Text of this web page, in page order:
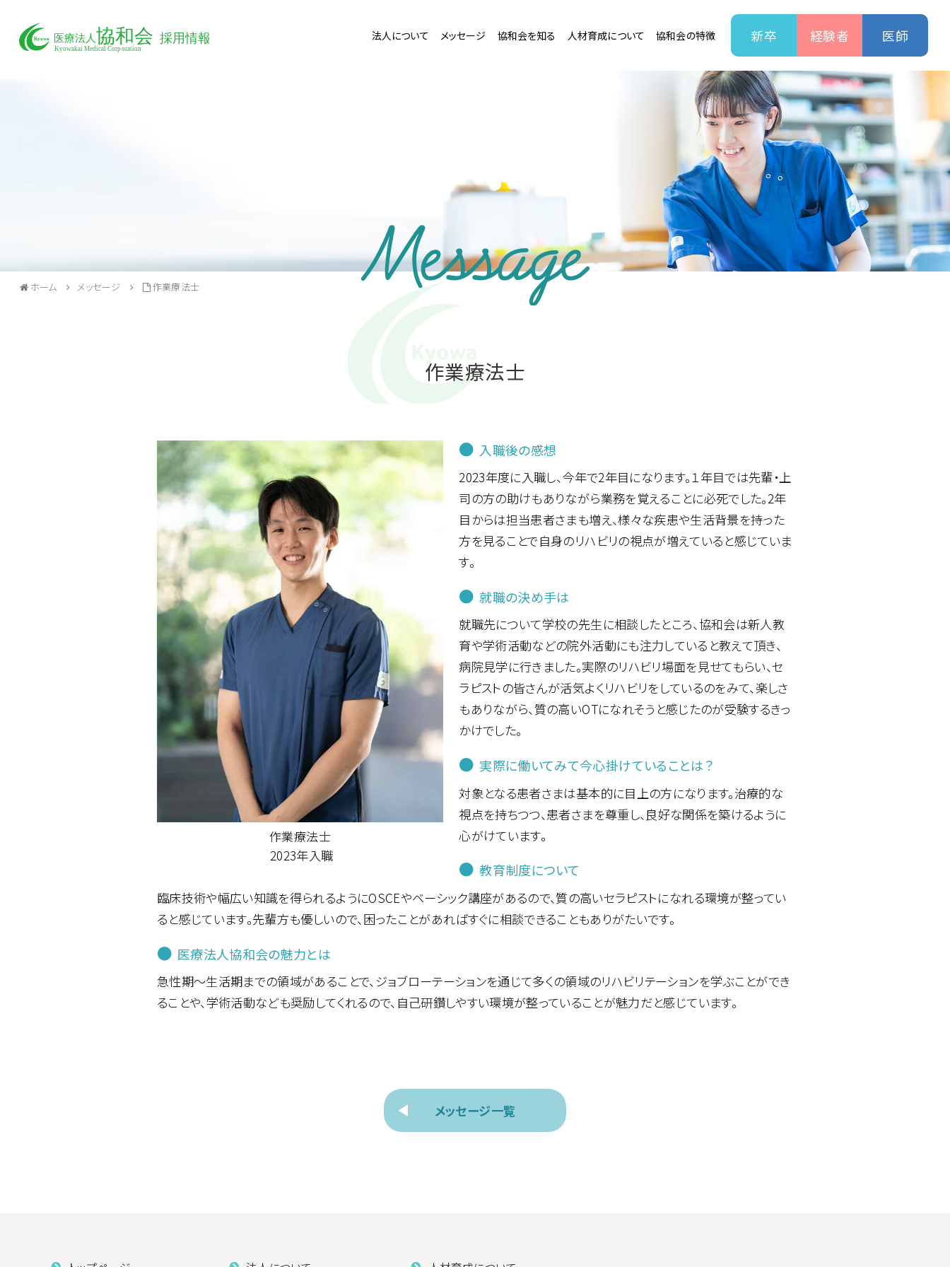
法人について メッセージ 協和会を知る 人材育成について 協和会の特徴 新卒 経験者 医師
ホーム メッセージ 作業療法士
作業療法士
作業療法士
2023年入職
● 入職後の感想
2023年度に入職し、今年で2年目になります。１年目では先輩・上
司の方の助けもありながら業務を覚えることに必死でした。2年
目からは担当患者さまも増え、様々な疾患や生活背景を持った
方を見ることで自身のリハビリの視点が増えていると感じていま
す。
● 就職の決め手は
就職先について学校の先生に相談したところ、協和会は新人教
育や学術活動などの院外活動にも注力していると教えて頂き、
病院見学に行きました。実際のリハビリ場面を見せてもらい、セ
ラピストの皆さんが活気よくリハビリをしているのをみて、楽しさ
もありながら、質の高いOTになれそうと感じたのが受験するきっ
かけでした。
● 実際に働いてみて今心掛けていることは？
対象となる患者さまは基本的に目上の方になります。治療的な
視点を持ちつつ、患者さまを尊重し、良好な関係を築けるように
心がけています。
● 教育制度について
臨床技術や幅広い知識を得られるようにOSCEやベーシック講座があるので、質の高いセラピストになれる環境が整ってい
ると感じています。先輩方も優しいので、困ったことがあればすぐに相談できることもありがたいです。
● 医療法人協和会の魅力とは
急性期～生活期までの領域があることで、ジョブローテーションを通じて多くの領域のリハビリテーションを学ぶことができ
ることや、学術活動なども奨励してくれるので、自己研鑽しやすい環境が整っていることが魅力だと感じています。
メッセージ一覧